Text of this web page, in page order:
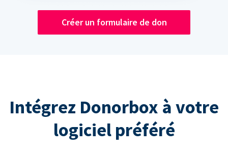
Créer un formulaire de don
Intégrez Donorbox à votre
logiciel préféré